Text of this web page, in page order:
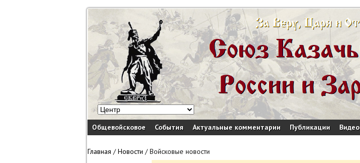
Общевойсковое События Актуальные комментарии Публикации Видео
Главная /Новости /Войсковые новости